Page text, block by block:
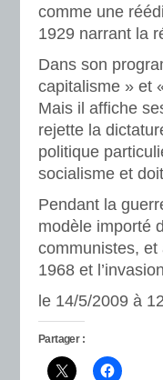
comme une
1929 narrant la
Dans son
capitalisme » et
Mais il affiche
rejette la
politique
socialisme et
Pendant la
modèle importé
communistes,
1968 et
le 14/5/2009 à
Partager :